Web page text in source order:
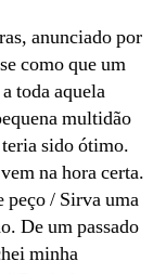
anunciado por
como que um
toda aquela
multidão
sido ótimo.
na hora certa.
peço / Sirva uma
De um passado
minha